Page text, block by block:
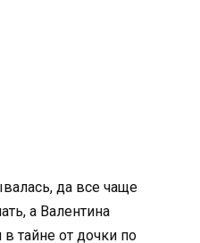
да все чаще
а Валентина
тайне от дочки по